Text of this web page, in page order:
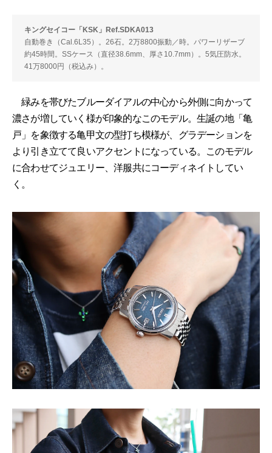
キングセイコー「KSK」Ref.SDKA013
自動巻き（Cal.6L35）。26石。2万8800振動／時。パワーリザーブ
約45時間。SSケース（直径38.6mm、厚さ10.7mm）。5気圧防水。
41万8000円（税込み）。
緑みを帯びたブルーダイアルの中心から外側に向かって
濃さが増していく様が印象的なこのモデル。生誕の地「亀
戸」を象徴する亀甲文の型打ち模様が、グラデーションを
より引き立てて良いアクセントになっている。このモデル
に合わせてジュエリー、洋服共にコーディネイトしてい
く。